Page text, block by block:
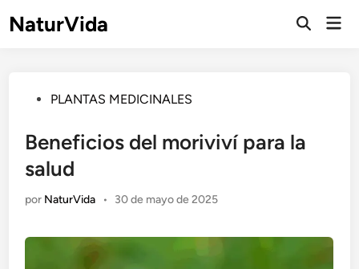
NaturVida
Abrir
Publicado
PLANTAS MEDICINALES
Beneficios del moriviví para la
salud
por NaturVida • 30 de mayo de 2025